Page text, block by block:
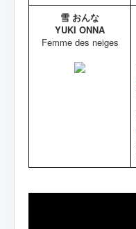
雪 おんな
YUKI ONNA
Femme des neiges